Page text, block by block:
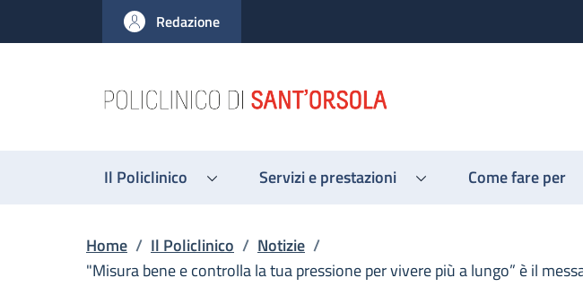
al contenuto principale
to footer content
Redazione
Il Policlinico Servizi e prestazioni Come fare per
Briciole di pane
Home / Il Policlinico / Notizie /
"Misura bene e controlla la tua pressione per vivere più a lungo” è il